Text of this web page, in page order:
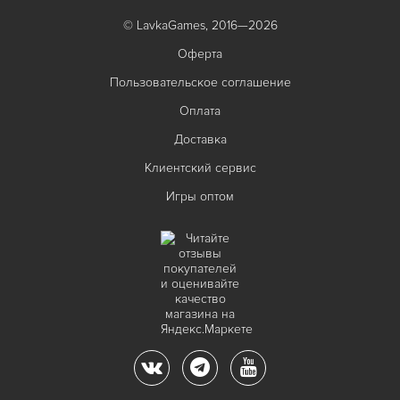
© LavkaGames, 2016—2026
Оферта
Пользовательское соглашение
Оплата
Доставка
Клиентский сервис
Игры оптом